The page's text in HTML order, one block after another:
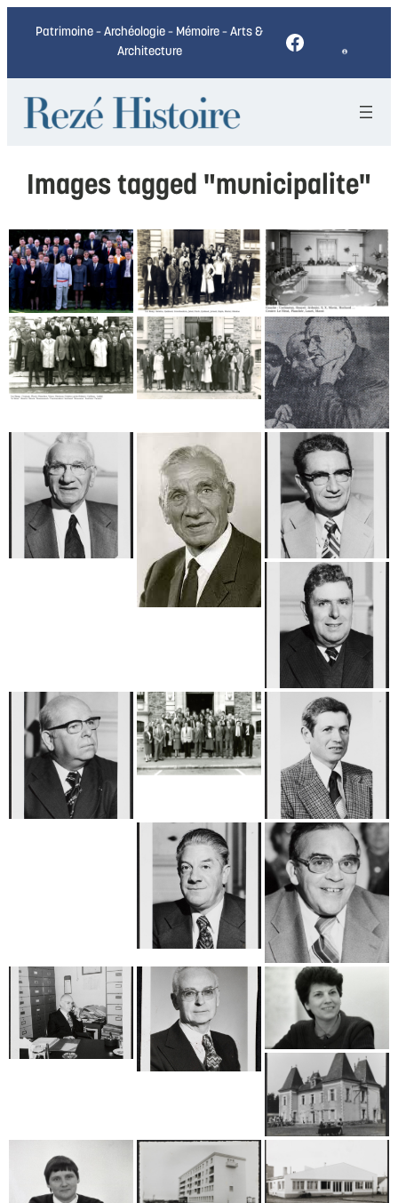
Patrimoine – Archéologie – Mémoire – Arts &
Architecture
Facebook
Images tagged "municipalite"